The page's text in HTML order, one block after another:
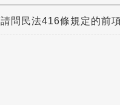
請問民法416條規定的前